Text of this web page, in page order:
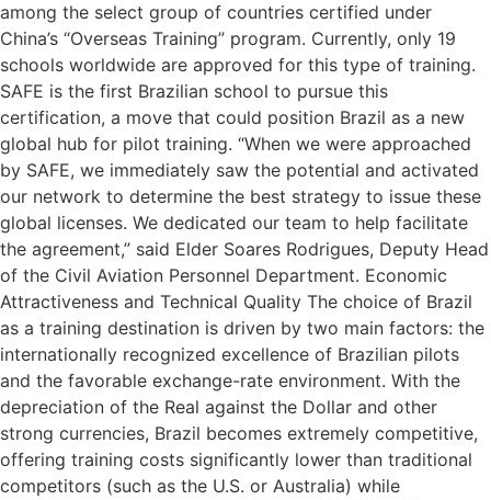
among the select group of countries certified under
China’s “Overseas Training” program. Currently, only 19
schools worldwide are approved for this type of training.
SAFE is the first Brazilian school to pursue this
certification, a move that could position Brazil as a new
global hub for pilot training. “When we were approached
by SAFE, we immediately saw the potential and activated
our network to determine the best strategy to issue these
global licenses. We dedicated our team to help facilitate
the agreement,” said Elder Soares Rodrigues, Deputy Head
of the Civil Aviation Personnel Department. Economic
Attractiveness and Technical Quality The choice of Brazil
as a training destination is driven by two main factors: the
internationally recognized excellence of Brazilian pilots
and the favorable exchange-rate environment. With the
depreciation of the Real against the Dollar and other
strong currencies, Brazil becomes extremely competitive,
offering training costs significantly lower than traditional
competitors (such as the U.S. or Australia) while